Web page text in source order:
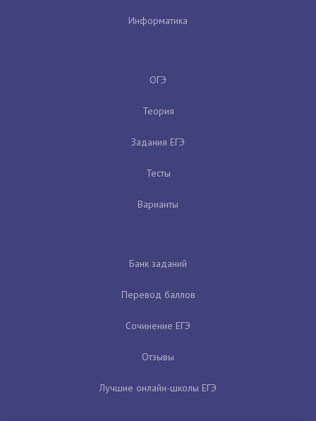
Информатика
ОГЭ
Теория
Задания ЕГЭ
Тесты
Варианты
Банк заданий
Перевод баллов
Сочинение ЕГЭ
Отзывы
Лучшие онлайн-школы ЕГЭ